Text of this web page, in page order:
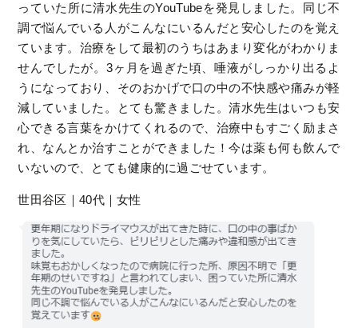
っていた所に清水先生のYouTubeを発見しました。同じ不
調で悩んでいる人がこんなにいるんだと安心したのを覚え
ています。治療をして最初のうちはあまり変化がわかりま
せんでしたが。3ヶ月を過ぎた頃、唾液がしっかり出るよ
うになっており、そのおかげで口の中の不快感や痛みが軽
減していました。とても驚きました。清水先生はいつも安
心できる言葉をかけてくれるので、治療中もすごく励まさ
れ、なんとか治すことができました！今は薬も何も飲んで
いないので、とても健康的に過ごせています。
世田谷区｜40代｜女性